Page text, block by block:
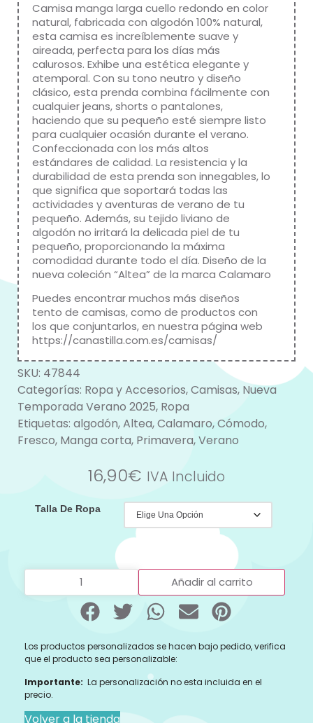
Camisa manga larga cuello redondo en color
natural, fabricada con algodón 100% natural,
esta camisa es increíblemente suave y
aireada, perfecta para los días más
calurosos. Exhibe una estética elegante y
atemporal. Con su tono neutro y diseño
clásico, esta prenda combina fácilmente con
cualquier jeans, shorts o pantalones,
haciendo que su pequeño esté siempre listo
para cualquier ocasión durante el verano.
Confeccionada con los más altos
estándares de calidad. La resistencia y la
durabilidad de esta prenda son innegables, lo
que significa que soportará todas las
actividades y aventuras de verano de tu
pequeño. Además, su tejido liviano de
algodón no irritará la delicada piel de tu
pequeño, proporcionando la máxima
comodidad durante todo el día. Diseño de la
nueva coleción “Altea” de la marca Calamaro
Puedes encontrar muchos más diseños
tento de camisas, como de productos con
los que conjuntarlos, en nuestra página web
https://canastilla.com.es/camisas/
SKU: 47844
Categorías: Ropa y Accesorios,Camisas, Nueva
Temporada Verano 2025, Ropa
Etiquetas: algodón,Altea,Calamaro,Cómodo,
Fresco, Manga corta, Primavera,Verano
16,90€ IVA Incluido
Talla De Ropa
Añadir al carrito
Los productos personalizados se hacen bajo pedido, verifica
que el producto sea personalizable:
Importante: La personalización no esta incluida en el
precio.
Volver a la tienda